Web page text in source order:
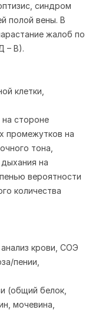
синдром
полой вены. В
жалоб по
– В).
клетки,
на стороне
промежутков на
тона,
на
вероятности
количества
крови, СОЭ
пении,
(общий белок,
мочевина,